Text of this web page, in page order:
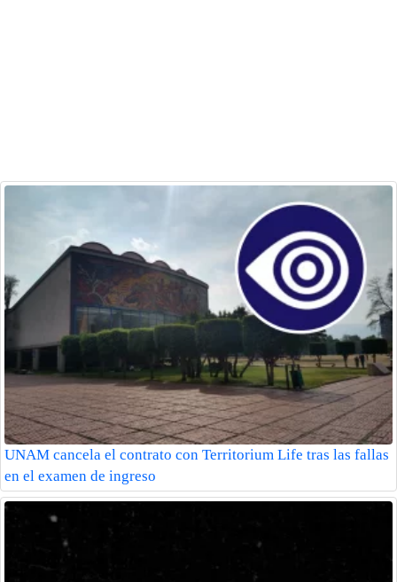
UNAM cancela el contrato con Territorium Life tras las fallas
en el examen de ingreso